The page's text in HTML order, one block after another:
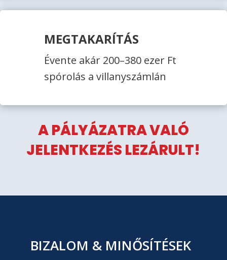
MEGTAKARÍTÁS
Évente akár 200–380 ezer Ft
spórolás a villanyszámlán
A PÁLYÁZATRA VALÓ
JELENTKEZÉS LEZÁRULT!
BIZALOM & MINŐSÍTÉSEK